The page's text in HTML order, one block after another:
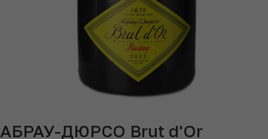
АБРАУ-ДЮРСО Brut d'Or